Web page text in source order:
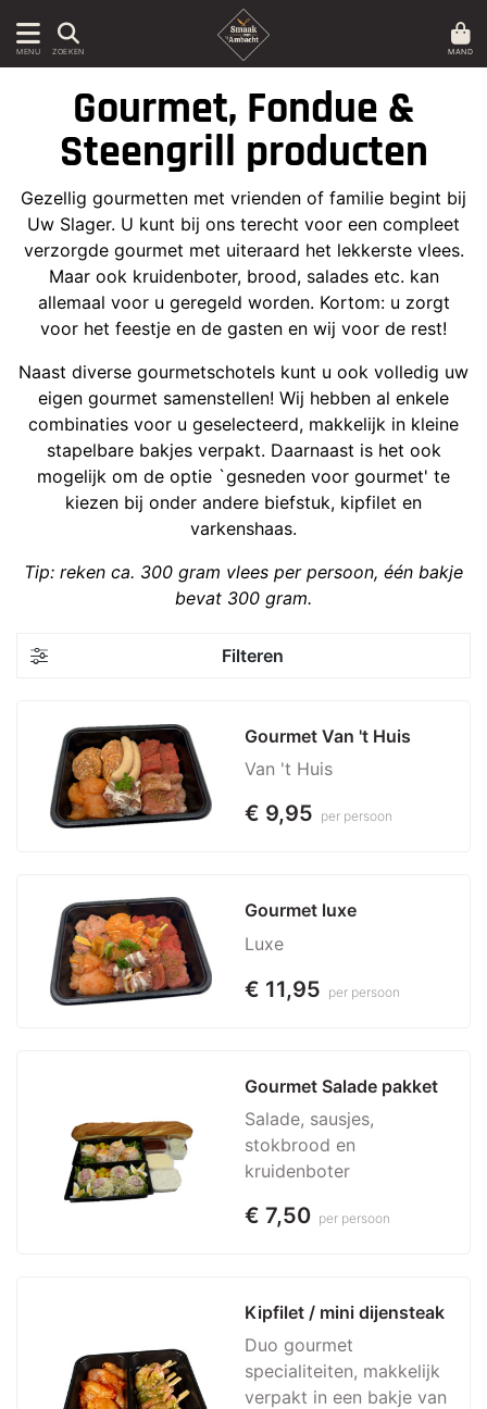
MENU ZOEKEN MAND
Gourmet, Fondue &
Steengrill producten
Gezellig gourmetten met vrienden of familie begint bij
Uw Slager. U kunt bij ons terecht voor een compleet
verzorgde gourmet met uiteraard het lekkerste vlees.
Maar ook kruidenboter, brood, salades etc. kan
allemaal voor u geregeld worden. Kortom: u zorgt
voor het feestje en de gasten en wij voor de rest!
Naast diverse gourmetschotels kunt u ook volledig uw
eigen gourmet samenstellen! Wij hebben al enkele
combinaties voor u geselecteerd, makkelijk in kleine
stapelbare bakjes verpakt. Daarnaast is het ook
mogelijk om de optie `gesneden voor gourmet' te
kiezen bij onder andere biefstuk, kipfilet en
varkenshaas.
Tip: reken ca. 300 gram vlees per persoon, één bakje
bevat 300 gram.
Filteren
Gourmet Van 't Huis
Van 't Huis
€ 9,95 per persoon
Gourmet luxe
Luxe
€ 11,95 per persoon
Gourmet Salade pakket
Salade, sausjes,
stokbrood en
kruidenboter
€ 7,50 per persoon
Kipfilet / mini dijensteak
Duo gourmet
specialiteiten, makkelijk
verpakt in een bakje van